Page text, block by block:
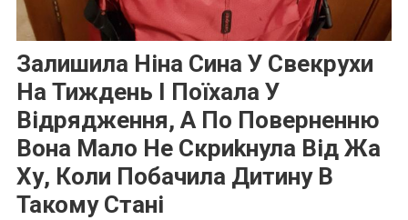
Залишила Ніна Сина У Свекрухи
На Тиждень І Поїхала У
Відрядження, А По Поверненню
Вона Мало Не Скриkнула Від Жа
Ху, Коли Побачила Дитину В
Такому Стані